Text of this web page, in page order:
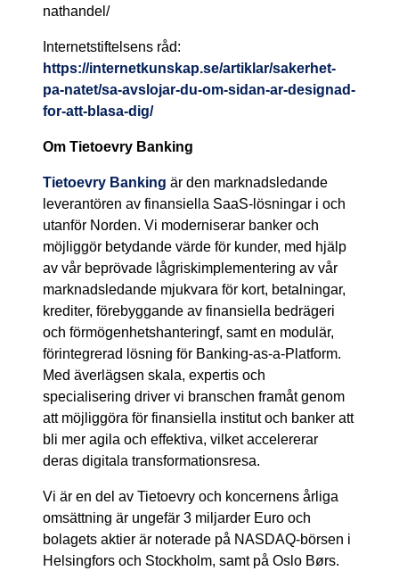
nathandel/
Internetstiftelsens råd:
https://internetkunskap.se/artiklar/sakerhet-
pa-natet/sa-avslojar-du-om-sidan-ar-designad-
for-att-blasa-dig/
Om Tietoevry Banking
Tietoevry Banking är den marknadsledande
leverantören av finansiella SaaS-lösningar i och
utanför Norden. Vi moderniserar banker och
möjliggör betydande värde för kunder, med hjälp
av vår beprövade lågriskimplementering av vår
marknadsledande mjukvara för kort, betalningar,
krediter, förebyggande av finansiella bedrägeri
och förmögenhetshanteringf, samt en modulär,
förintegrerad lösning för Banking-as-a-Platform.
Med äverlägsen skala, expertis och
specialisering driver vi branschen framåt genom
att möjliggöra för finansiella institut och banker att
bli mer agila och effektiva, vilket accelererar
deras digitala transformationsresa.
Vi är en del av Tietoevry och koncernens årliga
omsättning är ungefär 3 miljarder Euro och
bolagets aktier är noterade på NASDAQ-börsen i
Helsingfors och Stockholm, samt på Oslo Børs.